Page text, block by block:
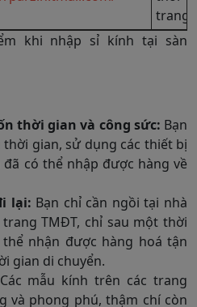
trang
khi nhập sỉ kính tại sàn
thời gian và công sức: Bạn
gian, sử dụng các thiết bị
có thể nhập được hàng về
lại: Bạn chỉ cần ngồi tại nhà
TMĐT, chỉ sau một thời
nhận được hàng hoá tận
gian di chuyển.
Các mẫu kính trên các trang
và phong phú, thậm chí còn